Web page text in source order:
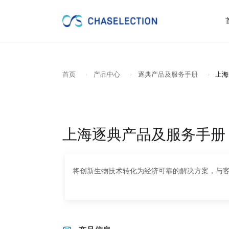
首页 产品中心 逐典产品及服务手册 上
上海逐典产品及服务手册
将创新生物技术转化为经济可靠的解决方案，与